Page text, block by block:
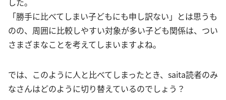
「勝手に比べてしまい子どもにも申し訳ない」とは思うも
のの、周囲に比較しやすい対象が多い子ども関係は、つい
さまざまなことを考えてしまいますよね。
では、このように人と比べてしまったとき、saita読者のみ
なさんはどのように切り替えているのでしょう？